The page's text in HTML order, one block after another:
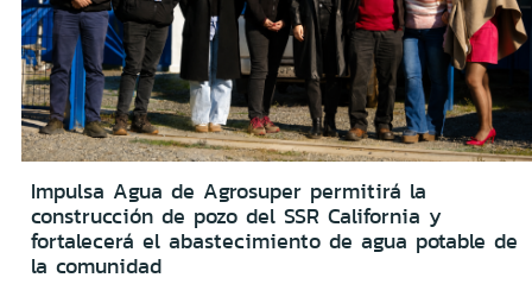
Impulsa Agua de Agrosuper permitirá la
construcción de pozo del SSR California y
fortalecerá el abastecimiento de agua potable de
la comunidad